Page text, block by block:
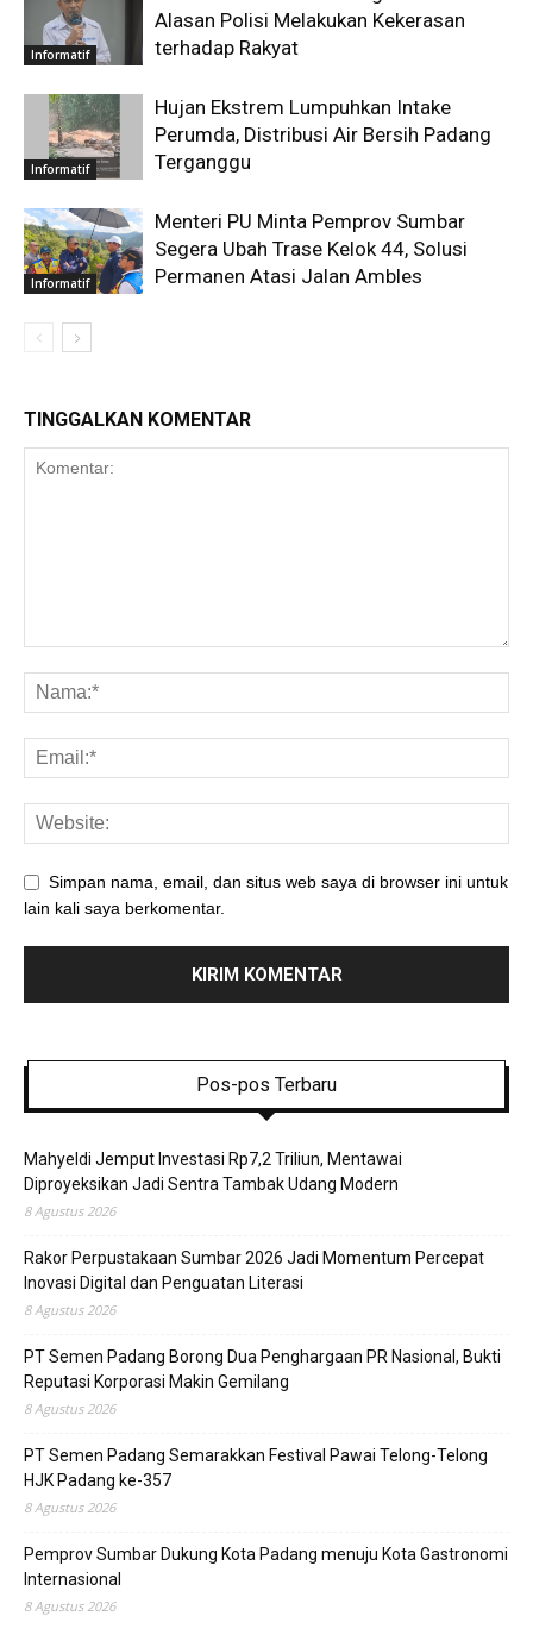
Informatif
Alasan Polisi Melakukan Kekerasan
terhadap Rakyat
Informatif
Hujan Ekstrem Lumpuhkan Intake
Perumda, Distribusi Air Bersih Padang
Terganggu
Informatif
Menteri PU Minta Pemprov Sumbar
Segera Ubah Trase Kelok 44, Solusi
Permanen Atasi Jalan Ambles
TINGGALKAN KOMENTAR
Simpan nama, email, dan situs web saya di browser ini untuk
lain kali saya berkomentar.
Pos-pos Terbaru
Mahyeldi Jemput Investasi Rp7,2 Triliun, Mentawai
Diproyeksikan Jadi Sentra Tambak Udang Modern
8 Agustus 2026
Rakor Perpustakaan Sumbar 2026 Jadi Momentum Percepat
Inovasi Digital dan Penguatan Literasi
8 Agustus 2026
PT Semen Padang Borong Dua Penghargaan PR Nasional, Bukti
Reputasi Korporasi Makin Gemilang
8 Agustus 2026
PT Semen Padang Semarakkan Festival Pawai Telong-Telong
HJK Padang ke-357
8 Agustus 2026
Pemprov Sumbar Dukung Kota Padang menuju Kota Gastronomi
Internasional
8 Agustus 2026